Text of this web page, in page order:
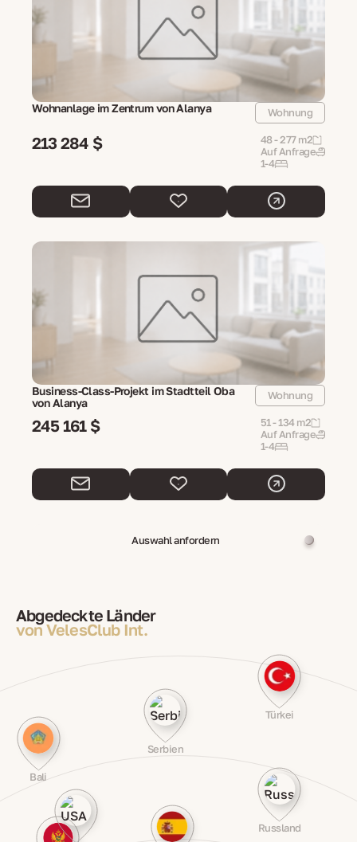
Wohnanlage im Zentrum von Alanya Wohnung
213 284 $
48 - 277 m2
Auf Anfrage
1-4
Business-Class-Projekt im Stadtteil Oba
von Alanya
Wohnung
245 161 $
51 - 134 m2
Auf Anfrage
1-4
Auswahl anfordern
Abgedeckte Länder
von VelesClub Int.
Russland
Bali
Serbien
Türkei